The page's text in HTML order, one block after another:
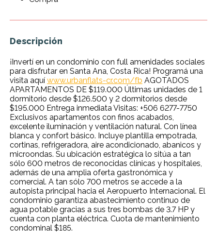
Descripción
¡Invertí en un condominio con full amenidades sociales
para disfrutar en Santa Ana, Costa Rica! Programá una
visita aquí www.urbanflats-cr.com/fb AGOTADOS
APARTAMENTOS DE $119.000 Últimas unidades de 1
dormitorio desde $126.500 y 2 dormitorios desde
$195.000 Entrega inmediata Visitas: +506 6277-7750
Exclusivos apartamentos con finos acabados,
excelente iluminación y ventilación natural. Con línea
blanca y confort básico. Incluye plantilla empotrada,
cortinas, refrigeradora, aire acondicionado, abanicos y
microondas. Su ubicación estratégica lo sitúa a tan
sólo 600 metros de reconocidas clínicas y hospitales,
además de una amplia oferta gastronómica y
comercial. A tan sólo 700 metros se accede a la
autopista principal hacia el Aeropuerto Internacional. El
condominio garantiza abastecimiento continuo de
agua potable gracias a sus tres bombas de 3.7 HP y
cuenta con planta eléctrica. Cuota de mantenimiento
condominal $185.